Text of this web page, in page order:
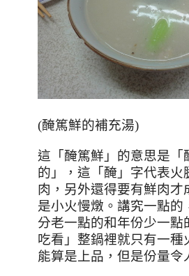
(醃篤鮮的補充湯)
這「醃篤鮮」的意思是 「
的 」 ，這「醃」字代表火
肉，另外還得要有鮮肉才
是小火慢燉。講究一點的
分老一點的和年份少一點
吃看」整鍋裡就只有一種
能算是上品，但是份量令